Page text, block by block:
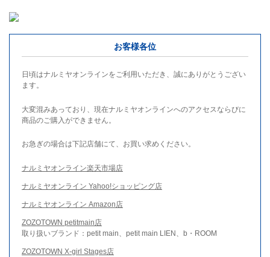
お客様各位
日頃はナルミヤオンラインをご利用いただき、誠にありがとうござい
ます。
大変混みあっており、現在ナルミヤオンラインへのアクセスならびに
商品のご購入ができません。
お急ぎの場合は下記店舗にて、お買い求めください。
ナルミヤオンライン楽天市場店
ナルミヤオンライン Yahoo!ショッピング店
ナルミヤオンライン Amazon店
ZOZOTOWN petitmain店
取り扱いブランド：petit main、petit main LIEN、b・ROOM
ZOZOTOWN X-girl Stages店